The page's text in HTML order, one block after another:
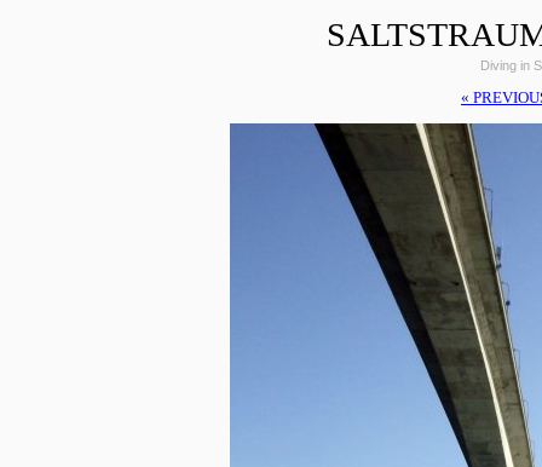
Diving in
«